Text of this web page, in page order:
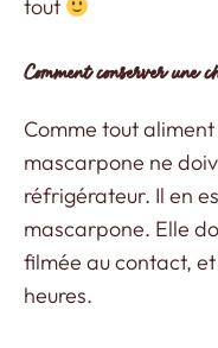
tout
Comment conserver une
Comme tout
mascarpone ne
réfrigérateur. Il en
mascarpone. Elle
filmée au contact,
heures.